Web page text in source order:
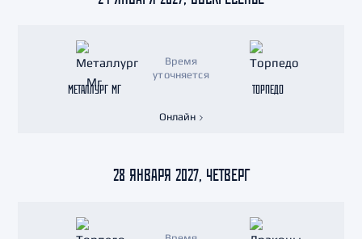
МЕТАЛЛУРГ МГ
Время
уточняется
ТОРПЕДО
Онлайн
28 ЯНВАРЯ 2027, ЧЕТВЕРГ